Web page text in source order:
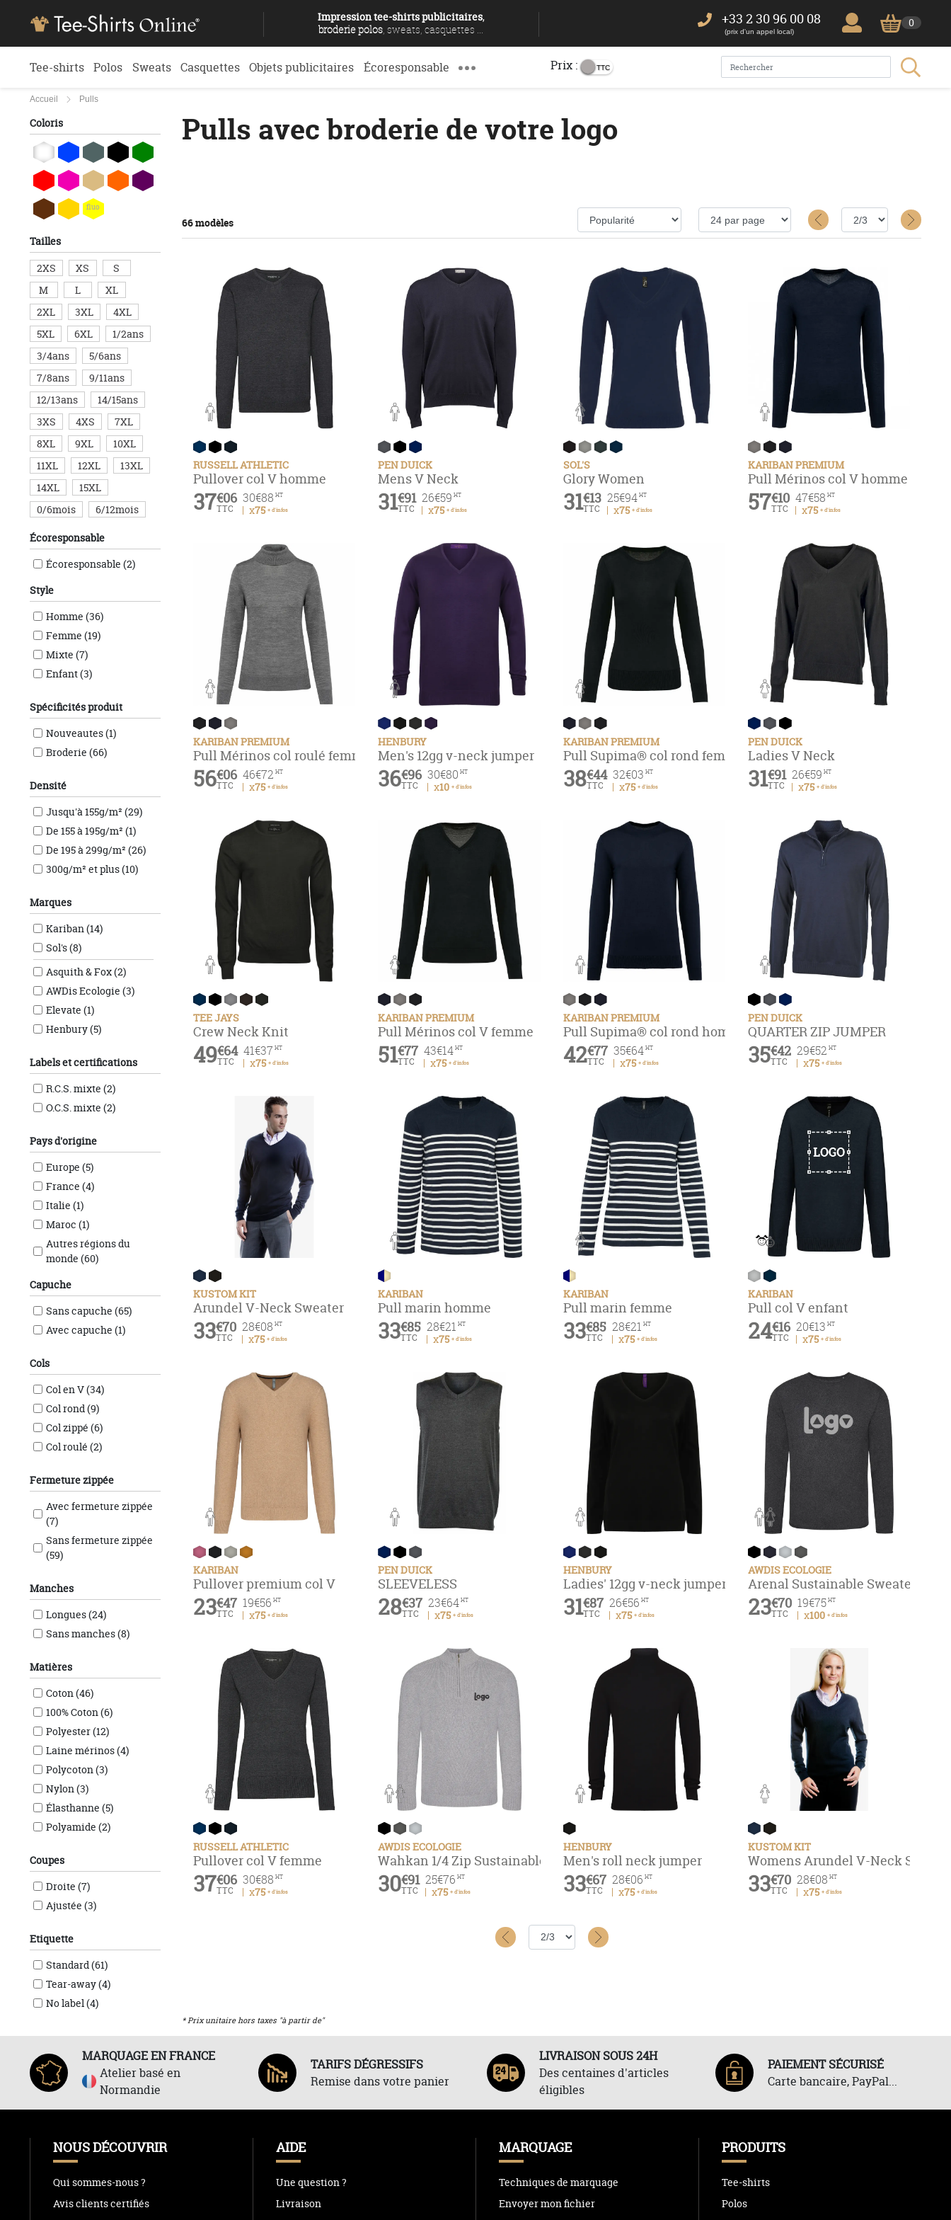
Impression tee-shirts publicitaires,
broderie polos , sweats, casquettes ...
+33 2 30 96 00 08
(prix d'un appel local)
0
Tee-shirts Polos Sweats Casquettes Objets publicitaires Écoresponsable Prix :
Accueil Pulls
Coloris
fluo
Tailles
2XS
XS
S
M
L
XL
2XL
3XL
4XL
5XL
6XL
1/2ans
3/4ans
5/6ans
7/8ans
9/11ans
12/13ans
14/15ans
3XS
4XS
7XL
8XL
9XL
10XL
11XL
12XL
13XL
14XL
15XL
0/6mois
6/12mois
Écoresponsable
Écoresponsable (2)
Style
Homme (36)
Femme (19)
Mixte (7)
Enfant (3)
Spécificités produit
Nouveautes (1)
Broderie (66)
Densité
Jusqu'à 155g/m² (29)
De 155 à 195g/m² (1)
De 195 à 299g/m² (26)
300g/m² et plus (10)
Marques
Kariban (14)
Sol's (8)
Asquith & Fox (2)
AWDis Ecologie (3)
Elevate (1)
Henbury (5)
Kariban (14)
Kariban Premium (5)
Kustom kit (2)
Pelot (4)
Pen Duick (6)
Pro RTX (1)
Roly WRK (4)
Russell Athletic (5)
Sol's (8)
Tee Jays (2)
Velilla (1)
Vesti (1)
Labels et certifications
R.C.S. mixte (2)
O.C.S. mixte (2)
Pays d'origine
Autres régions du
monde (60)
Europe (5)
France (4)
Italie (1)
Maroc (1)
Cols
Col en V (34)
Col rond (9)
Col zippé (6)
Col roulé (2)
Coupes
Droite (7)
Ajustée (3)
Matières
Coton (46)
100% Coton (6)
Polyester (12)
Laine mérinos (4)
Polycoton (3)
Nylon (3)
Élasthanne (5)
Polyamide (2)
Manches
Longues (24)
Sans manches (8)
Etiquette
Standard (61)
Tear-away (4)
No label (4)
Capuche
Sans capuche (65)
Avec capuche (1)
Fermeture zippée
Avec fermeture zippée
(7)
Sans fermeture zippée
(59)
Pulls avec broderie de votre logo
66 modèles
RUSSELL ATHLETIC
Pullover col V homme
30€88 HT
x75 + d'infos
37€06
TTC
PEN DUICK
Mens V Neck
26€59 HT
x75 + d'infos
31€91
TTC
SOL'S
Glory Women
25€94 HT
x75 + d'infos
31€13
TTC
KARIBAN PREMIUM
Pull Mérinos col V homme
47€58 HT
x75 + d'infos
57€10
TTC
KARIBAN PREMIUM
Pull Mérinos col roulé femme
46€72 HT
x75 + d'infos
56€06
TTC
HENBURY
Men's 12gg v-neck jumper
30€80 HT
x10 + d'infos
36€96
TTC
KARIBAN PREMIUM
Pull Supima® col rond femme
32€03 HT
x75 + d'infos
38€44
TTC
PEN DUICK
Ladies V Neck
26€59 HT
x75 + d'infos
31€91
TTC
TEE JAYS
Crew Neck Knit
41€37 HT
x75 + d'infos
49€64
TTC
KARIBAN PREMIUM
Pull Mérinos col V femme
43€14 HT
x75 + d'infos
51€77
TTC
KARIBAN PREMIUM
Pull Supima® col rond homme
35€64 HT
x75 + d'infos
42€77
TTC
PEN DUICK
QUARTER ZIP JUMPER
29€52 HT
x75 + d'infos
35€42
TTC
KUSTOM KIT
Arundel V-Neck Sweater
28€08 HT
x75 + d'infos
33€70
TTC
KARIBAN
Pull marin homme
28€21 HT
x75 + d'infos
33€85
TTC
KARIBAN
Pull marin femme
28€21 HT
x75 + d'infos
33€85
TTC
KARIBAN
Pull col V enfant
20€13 HT
x75 + d'infos
24€16
TTC
KARIBAN
Pullover premium col V
19€56 HT
x75 + d'infos
23€47
TTC
PEN DUICK
SLEEVELESS
23€64 HT
x75 + d'infos
28€37
TTC
HENBURY
Ladies' 12gg v-neck jumper
26€56 HT
x75 + d'infos
31€87
TTC
AWDIS ECOLOGIE
Arenal Sustainable Sweater
19€75 HT
x100 + d'infos
23€70
TTC
RUSSELL ATHLETIC
Pullover col V femme
30€88 HT
x75 + d'infos
37€06
TTC
AWDIS ECOLOGIE
Wahkan 1/4 Zip Sustainable Sweater
25€76 HT
x75 + d'infos
30€91
TTC
HENBURY
Men's roll neck jumper
28€06 HT
x75 + d'infos
33€67
TTC
KUSTOM KIT
Womens Arundel V-Neck
28€08 HT
x75 + d'infos
33€70
TTC
* Prix unitaire hors taxes "à partir de"
MARQUAGE EN FRANCE
Atelier basé en
Normandie
TARIFS DÉGRESSIFS
Remise dans votre panier
LIVRAISON SOUS 24H
Des centaines d'articles
éligibles
PAIEMENT SÉCURISÉ
Carte bancaire, PayPal...
NOUS DÉCOUVRIR
Qui sommes-nous ?
Avis clients certifiés
AIDE
Une question ?
Livraison
MARQUAGE
Techniques de marquage
Envoyer mon fichier
PRODUITS
Tee-shirts
Polos